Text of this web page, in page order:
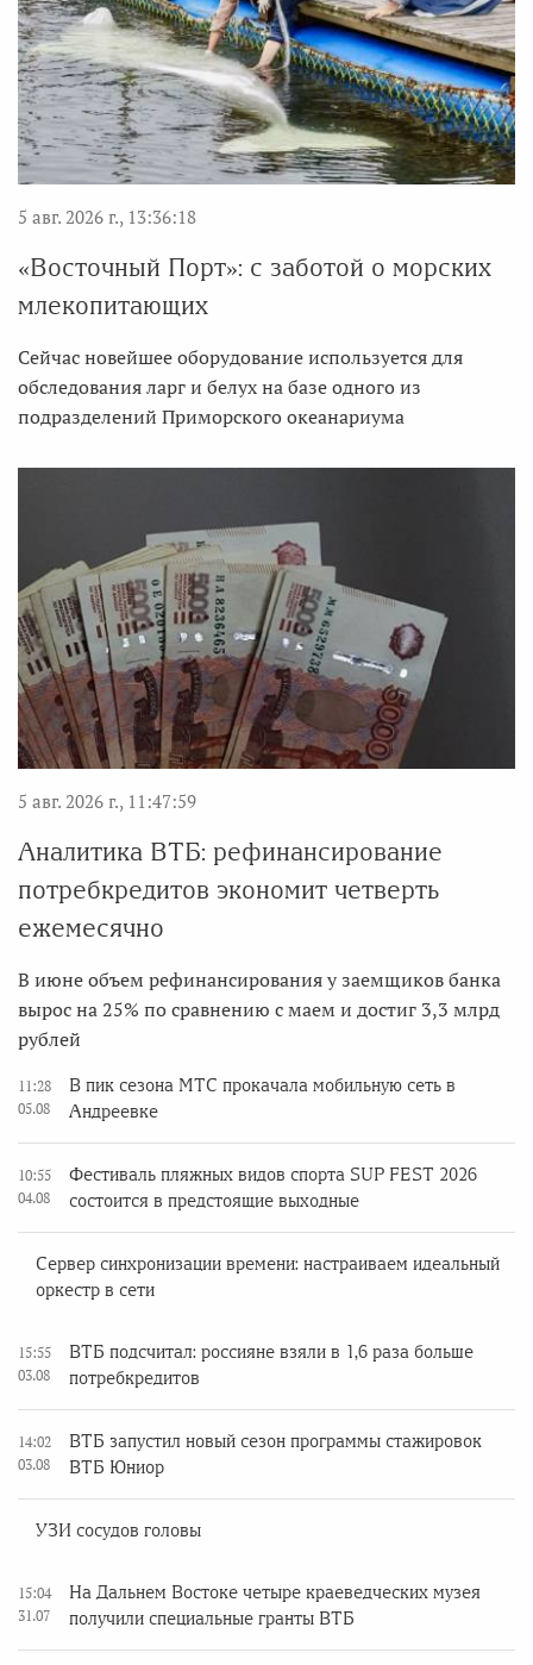
5 авг. 2026 г., 13:36:18
«Восточный Порт»: с заботой о морских
млекопитающих
Сейчас новейшее оборудование используется для
обследования ларг и белух на базе одного из
подразделений Приморского океанариума
5 авг. 2026 г., 11:47:59
Аналитика ВТБ: рефинансирование
потребкредитов экономит четверть
ежемесячно
В июне объем рефинансирования у заемщиков банка
вырос на 25% по сравнению с маем и достиг 3,3 млрд
рублей
11:28
05.08
В пик сезона МТС прокачала мобильную сеть в
Андреевке
10:55
04.08
Фестиваль пляжных видов спорта SUP FEST 2026
состоится в предстоящие выходные
Сервер синхронизации времени: настраиваем идеальный
оркестр в сети
15:55
03.08
ВТБ подсчитал: россияне взяли в 1,6 раза больше
потребкредитов
14:02
03.08
ВТБ запустил новый сезон программы стажировок
ВТБ Юниор
УЗИ сосудов головы
15:04
31.07
На Дальнем Востоке четыре краеведческих музея
получили специальные гранты ВТБ